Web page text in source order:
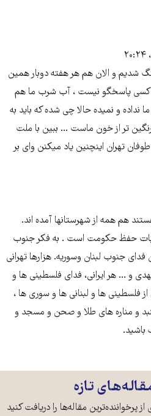
شدیم و الان هم هر هفته دوبار همین
کسی پاسخگو نیست ، آب شرب ما هم
نداده و نمیده حالا چی شده که باید به
تر از خون ماست ... ببین با ملت
تهران اینچنین یاد میکنن وای بر
هم همه از شهرستانها آمده اند.
حفظ حکومت است . به فکر جنوب
فدای جنوب لبنان وسوریه. هزارها تهرانی
و ... هر ایرانی، فدای فلسطینی ها و
فلسطینی ها و لبنانی ها و سوری ها ،
و مناره های طلا و صحن و مسجد و
باشید.
تازه
پرخواننده‌ترین مقاله‌ها را دریافت کنید